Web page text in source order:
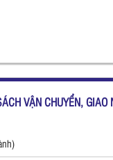
VẬN CHUYỂN, GIAO